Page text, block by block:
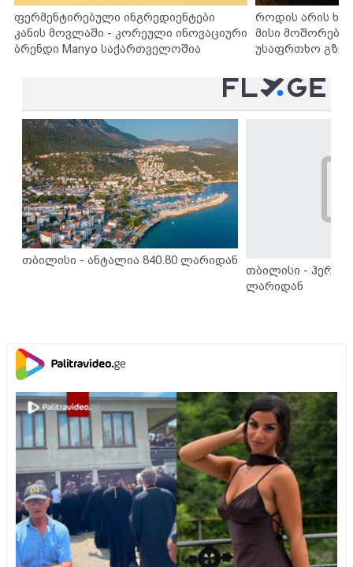
ფერმენტირებული ინგრედიენტები
კანის მოვლაში - კორეული ინოვაციური
ბრენდი Manyo საქართველოშია
როდის არის
მისი
უსაფრთხო
თბილისი - ანტალია 840.80 ლარიდან
თბილისი -
ლარიდან